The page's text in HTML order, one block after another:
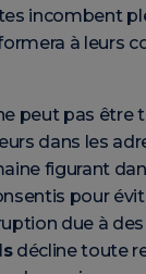
incombent
à leurs
peut pas être
dans les
figurant
pour
due à
décline toute